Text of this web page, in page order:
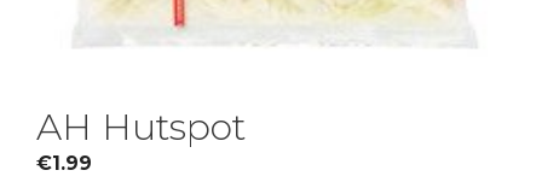
AH Hutspot
€1.99